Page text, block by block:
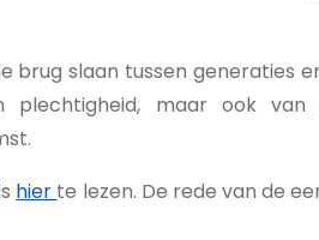
brug slaan tussen generaties
maar ook van
hier te lezen. De rede van de